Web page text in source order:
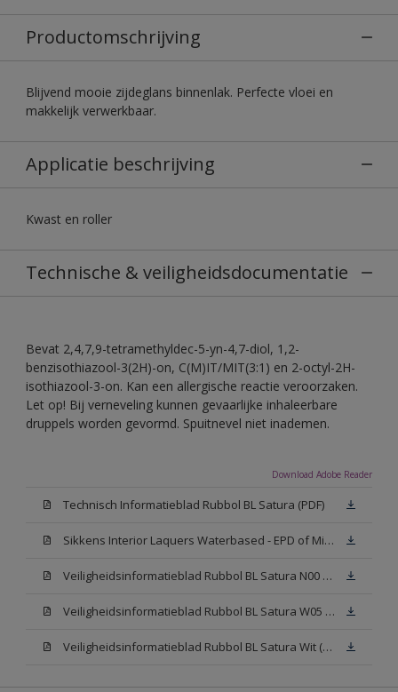
Productomschrijving
Blijvend mooie zijdeglans binnenlak. Perfecte vloei en
makkelijk verwerkbaar.
Applicatie beschrijving
Kwast en roller
Technische & veiligheidsdocumentatie
Bevat 2,4,7,9-tetramethyldec-5-yn-4,7-diol, 1,2-
benzisothiazool-3(2H)-on, C(M)IT/MIT(3:1) en 2-octyl-2H-
isothiazool-3-on. Kan een allergische reactie veroorzaken.
Let op! Bij verneveling kunnen gevaarlijke inhaleerbare
druppels worden gevormd. Spuitnevel niet inademen.
Download Adobe Reader
Technisch Informatieblad Rubbol BL Satura (PDF)
Sikkens Interior Laquers Waterbased - EPD of Milieuproductverklaring
Veiligheidsinformatieblad Rubbol BL Satura N00 (MSDS)
Veiligheidsinformatieblad Rubbol BL Satura W05 (MSDS)
Veiligheidsinformatieblad Rubbol BL Satura Wit (MSDS)